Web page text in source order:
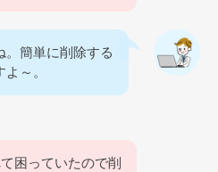
。簡単に削除する
～。
困っていたので削